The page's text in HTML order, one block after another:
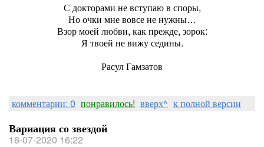
С докторами не вступаю в споры,
Но очки мне вовсе не нужны…
Взор моей любви, как прежде, зорок:
Я твоей не вижу седины.
Расул Гамзатов
комментарии: 0 понравилось! вверх^ к полной версии
Вариация со звездой
16-07-2020 16:22